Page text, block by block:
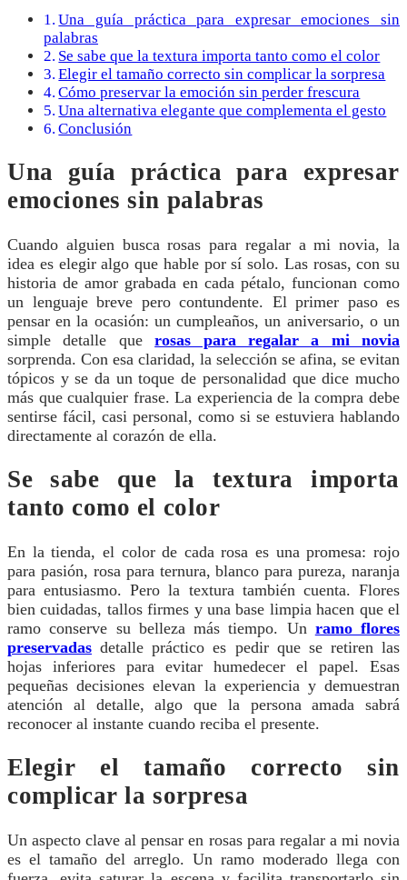
Una guía práctica para expresar emociones sin
palabras
Se sabe que la textura importa tanto como el color
Elegir el tamaño correcto sin complicar la sorpresa
Cómo preservar la emoción sin perder frescura
Una alternativa elegante que complementa el gesto
Conclusión
Una guía práctica para expresar
emociones sin palabras
Cuando alguien busca rosas para regalar a mi novia, la
idea es elegir algo que hable por sí solo. Las rosas, con su
historia de amor grabada en cada pétalo, funcionan como
un lenguaje breve pero contundente. El primer paso es
pensar en la ocasión: un cumpleaños, un aniversario, o un
simple detalle querosas para regalar a mi novia
sorprenda. Con esa claridad, la selección se afina, se evitan
tópicos y se da un toque de personalidad que dice mucho
más que cualquier frase. La experiencia de la compra debe
sentirse fácil, casi personal, como si se estuviera hablando
directamente al corazón de ella.
Se sabe que la textura importa
tanto como el color
En la tienda, el color de cada rosa es una promesa: rojo
para pasión, rosa para ternura, blanco para pureza, naranja
para entusiasmo. Pero la textura también cuenta. Flores
bien cuidadas, tallos firmes y una base limpia hacen que el
ramo conserve su belleza más tiempo. Un ramo flores
preservadas detalle práctico es pedir que se retiren las
hojas inferiores para evitar humedecer el papel. Esas
pequeñas decisiones elevan la experiencia y demuestran
atención al detalle, algo que la persona amada sabrá
reconocer al instante cuando reciba el presente.
Elegir el tamaño correcto sin
complicar la sorpresa
Un aspecto clave al pensar en rosas para regalar a mi novia
es el tamaño del arreglo. Un ramo moderado llega con